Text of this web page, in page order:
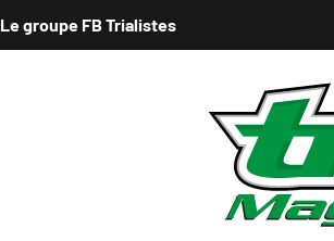
Le groupe FB Trialistes